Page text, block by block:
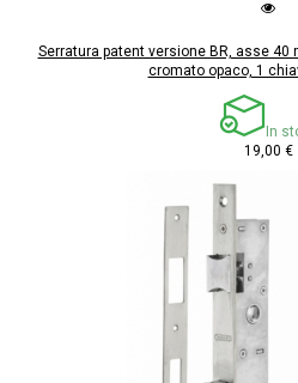
Serratura patent versione BR, asse
cromato opaco, 1
In
19,00 €